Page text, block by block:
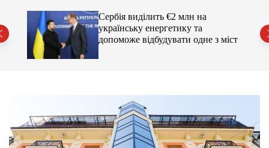
р
ж
и
м
Сербія виділить €2 млн на
українську енергетику та
допоможе відбудувати одне з міст